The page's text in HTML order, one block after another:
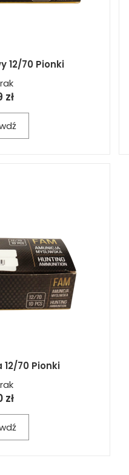
12/70 Pionki
zł
70 Pionki
zł